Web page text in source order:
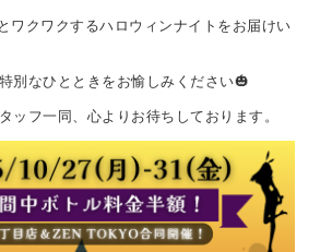
ワクワクするハロウィンナイトをお届けい
別なひとときをお愉しみください🎃
ッフ一同、心よりお待ちしております。